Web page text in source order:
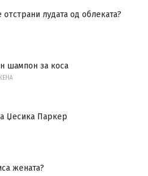
отстрани лудата од облеката?
шампон за коса
Џесика Паркер
жената?